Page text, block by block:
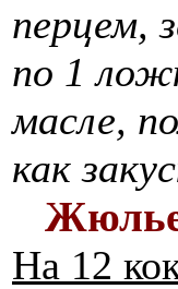
перцем,
по 1
масле,
как
На 12